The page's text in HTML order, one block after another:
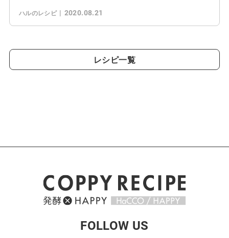
ハルのレシピ 2020.08.21
レシピ一覧
FOLLOW US